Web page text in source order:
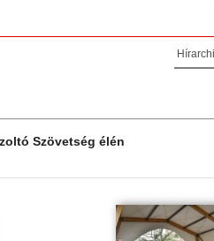
Szövetség élén